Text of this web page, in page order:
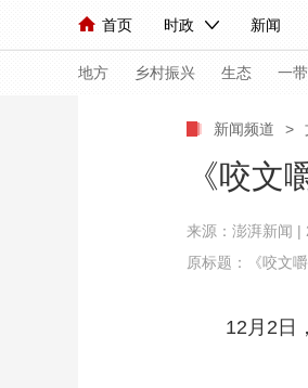
首页 时政 新闻
人民领袖习近平 联播+ 中国
直播 栏目大全 节
海外频道 iPanda English
地方 乡村振兴 生态 一
小央视频 小央
新闻频道 >
《咬文
来源： 澎湃新闻 |
原标题：《咬文
12月2日，